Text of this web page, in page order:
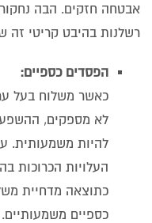
אבטחה חזקים. הבה
רשלנות בהיבט קריטי
הפסדים כספיים:
כאשר משלוח בעל
לא מספקים,
להיות משמעותית.
העלויות הכרוכות
כתוצאה מדחיית
כספיים משמעותיים.